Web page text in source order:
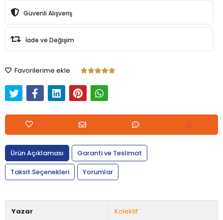
Güvenli Alışveriş
İade ve Değişim
Favorilerime ekle
Ürün Açıklaması
Garanti ve Teslimat
Taksit Seçenekleri
Yorumlar
Yazar Kolektif